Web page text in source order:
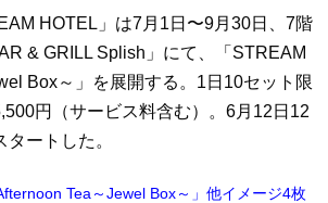
HOTEL」は7月1日〜9月30日、7階
& GRILL Splish」にて、「STREAM
Box～」を展開する。1日10セット限
円（サービス料含む）。6月12日12
ートした。
Tea～Jewel Box～」他イメージ4枚